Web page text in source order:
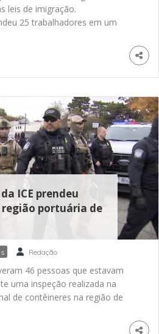
leis de imigração.
25 trabalhadores em um
em março. O proprietário da
documentação essencial,
sobre práticas de emprego na
ICE prendeu
região portuária de
Redação
46 pessoas que estavam
uma inspeção realizada na
de contêineres na região de
o grupo representava